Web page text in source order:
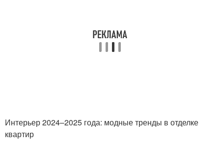
Интерьер 2024–2025 года: модные тренды в отделке
квартир